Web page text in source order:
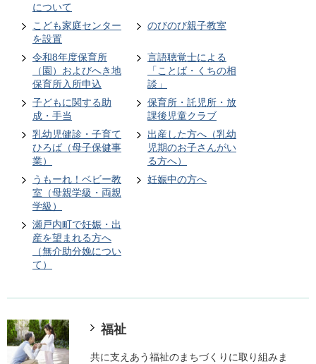
について
こども家庭センター
を設置
のびのび親子教室
令和8年度保育所
（園）およびへき地
保育所入所申込
言語聴覚士による
「ことば・くちの相
談」
子どもに関する助
成・手当
保育所・託児所・放
課後児童クラブ
乳幼児健診・子育て
ひろば（母子保健事
業）
出産した方へ（乳幼
児期のお子さんがい
る方へ）
うもーれ！ベビー教
室（母親学級・両親
学級）
妊娠中の方へ
瀬戸内町で妊娠・出
産を望まれる方へ
（無介助分娩につい
て）
福祉
共に支えあう福祉のまちづくりに取り組みま